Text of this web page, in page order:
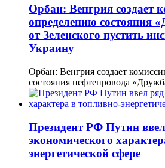
Орбан: Венгрия создает
определению состояния
от Зеленского пустить
Украину
Орбан: Венгрия создает
состояния нефтепровода
Президент РФ Путин
экономического
энергетической сфере